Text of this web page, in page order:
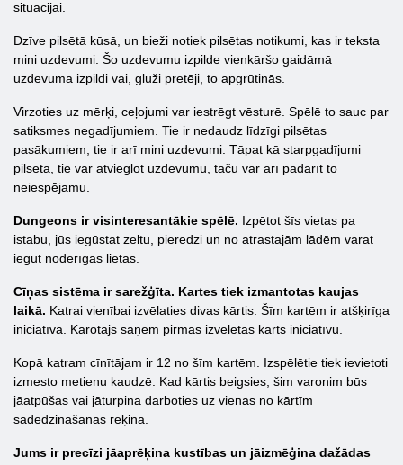
situācijai.
Dzīve pilsētā kūsā, un bieži notiek pilsētas notikumi, kas ir teksta
mini uzdevumi. Šo uzdevumu izpilde vienkāršo gaidāmā
uzdevuma izpildi vai, gluži pretēji, to apgrūtinās.
Virzoties uz mērķi, ceļojumi var iestrēgt vēsturē. Spēlē to sauc par
satiksmes negadījumiem. Tie ir nedaudz līdzīgi pilsētas
pasākumiem, tie ir arī mini uzdevumi. Tāpat kā starpgadījumi
pilsētā, tie var atvieglot uzdevumu, taču var arī padarīt to
neiespējamu.
Dungeons ir visinteresantākie spēlē. Izpētot šīs vietas pa
istabu, jūs iegūstat zeltu, pieredzi un no atrastajām lādēm varat
iegūt noderīgas lietas.
Cīņas sistēma ir sarežģīta. Kartes tiek izmantotas kaujas
laikā. Katrai vienībai izvēlaties divas kārtis. Šīm kartēm ir atšķirīga
iniciatīva. Karotājs saņem pirmās izvēlētās kārts iniciatīvu.
Kopā katram cīnītājam ir 12 no šīm kartēm. Izspēlētie tiek ievietoti
izmesto metienu kaudzē. Kad kārtis beigsies, šim varonim būs
jāatpūšas vai jāturpina darboties uz vienas no kārtīm
sadedzināšanas rēķina.
Jums ir precīzi jāaprēķina kustības un jāizmēģina dažādas